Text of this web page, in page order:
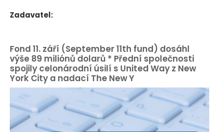
Zadavatel:
Fond 11. září (September 11th fund) dosáhl
výše 89 miliónů dolarů * Přední společnosti
spojily celonárodní úsilí s United Way z New
York City a nadací The New Y